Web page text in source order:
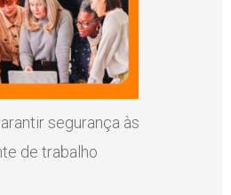
segurança às
de trabalho